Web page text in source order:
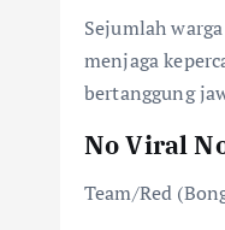
Sejumlah
menjaga
bertanggung
No Viral
Team/Red